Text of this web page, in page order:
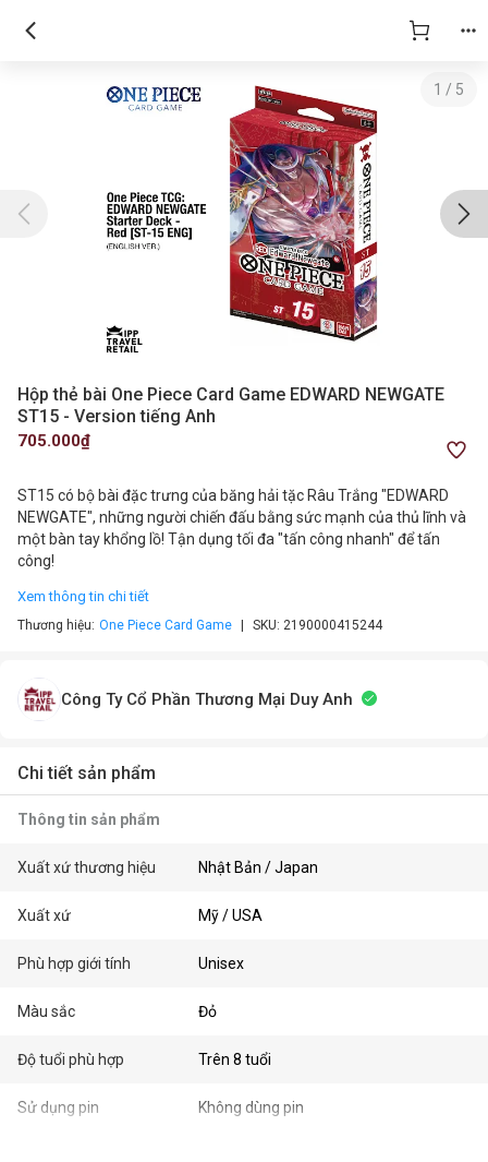
1 / 5
Hộp thẻ bài One Piece Card Game EDWARD NEWGATE
ST15 - Version tiếng Anh
705.000₫
ST15 có bộ bài đặc trưng của băng hải tặc Râu Trắng "EDWARD
NEWGATE", những người chiến đấu bằng sức mạnh của thủ lĩnh và
một bàn tay khổng lồ! Tận dụng tối đa "tấn công nhanh" để tấn
công!
Xem thông tin chi tiết
Thương hiệu: One Piece Card Game SKU: 2190000415244
Công Ty Cổ Phần Thương Mại Duy Anh
Chi tiết sản phẩm
Thông tin sản phẩm
Xuất xứ thương hiệu Nhật Bản / Japan
Xuất xứ Mỹ / USA
Phù hợp giới tính Unisex
Màu sắc Đỏ
Độ tuổi phù hợp Trên 8 tuổi
Sử dụng pin Không dùng pin